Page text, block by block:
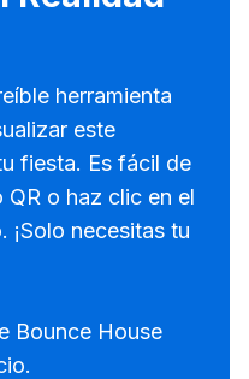
herramienta
este
fiesta. Es fácil de
o haz clic en el
¡Solo necesitas tu
Bounce House